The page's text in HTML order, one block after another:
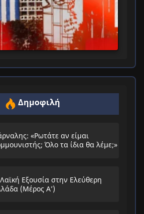
Δημοφιλή
«Ρωτάτε αν είμαι
Όλο τα ίδια θα λέμε;»
Εξουσία στην Ελεύθερη
(Μέρος Α’)